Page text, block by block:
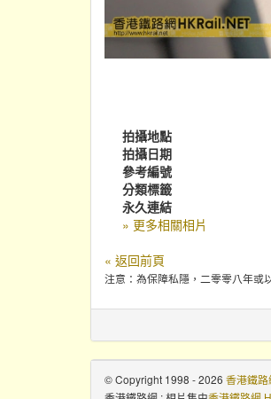
拍攝地點
拍攝日期
參考編號
分類標籤
永久連結
» 更多相關相片
« 返回前頁
注意：為保障私隱，二零零八年或
© Copyright 1998 - 2026 香港鐵